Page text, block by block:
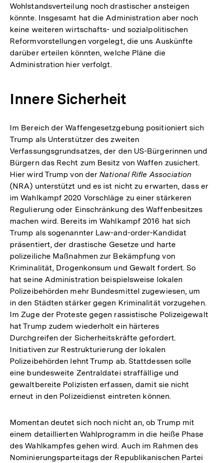
Wohlstandsverteilung noch drastischer ansteigen
könnte. Insgesamt hat die Administration aber noch
keine weiteren wirtschafts- und sozialpolitischen
Reformvorstellungen vorgelegt, die uns Auskünfte
darüber erteilen könnten, welche Pläne die
Administration hier verfolgt.
Innere Sicherheit
Im Bereich der Waffengesetzgebung positioniert sich
Trump als Unterstützer des zweiten
Verfassungsgrundsatzes, der den US-Bürgerinnen und
Bürgern das Recht zum Besitz von Waffen zusichert.
Hier wird Trump von derNational Rifle Association
(NRA) unterstützt und es ist nicht zu erwarten, dass er
im Wahlkampf 2020 Vorschläge zu einer stärkeren
Regulierung oder Einschränkung des Waffenbesitzes
machen wird. Bereits im Wahlkampf 2016 hat sich
Trump als sogenannter Law-and-order-Kandidat
präsentiert, der drastische Gesetze und harte
polizeiliche Maßnahmen zur Bekämpfung von
Kriminalität, Drogenkonsum und Gewalt fordert. So
hat seine Administration beispielsweise lokalen
Polizeibehörden mehr Bundesmittel zugewiesen, um
in den Städten stärker gegen Kriminalität vorzugehen.
Im Zuge der Proteste gegen rassistische Polizeigewalt
hat Trump zudem wiederholt ein härteres
Durchgreifen der Sicherheitskräfte gefordert.
Initiativen zur Restrukturierung der lokalen
Polizeibehörden lehnt Trump ab. Stattdessen solle
eine bundesweite Zentraldatei straffällige und
gewaltbereite Polizisten erfassen, damit sie nicht
erneut in den Polizeidienst eintreten können.
Momentan deutet sich noch nicht an, ob Trump mit
einem detaillierten Wahlprogramm in die heiße Phase
des Wahlkampfes gehen wird. Auch im Rahmen des
Nominierungsparteitags der Republikanischen Partei